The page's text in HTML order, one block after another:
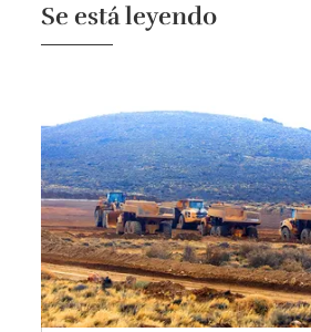
Se está leyendo